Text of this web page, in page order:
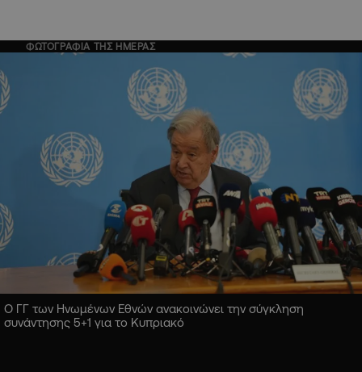
ΦΩΤΟΓΡΑΦΙΑ ΤΗΣ ΗΜΕΡΑΣ
Ο ΓΓ των Ηνωμένων Εθνών ανακοινώνει την σύγκληση
συνάντησης 5+1 για το Κυπριακό